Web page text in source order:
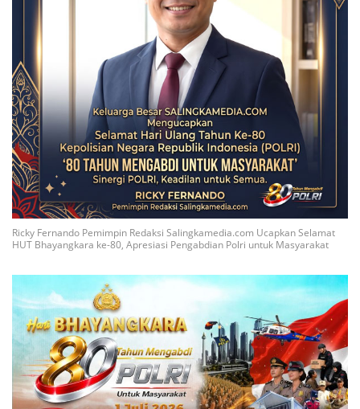
Ricky Fernando Pemimpin Redaksi Salingkamedia.com Ucapkan Selamat
HUT Bhayangkara ke-80, Apresiasi Pengabdian Polri untuk Masyarakat